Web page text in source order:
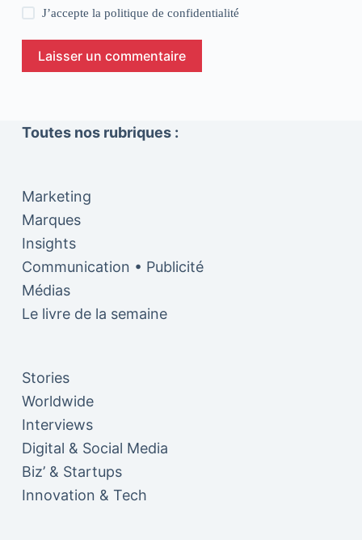
J’accepte lapolitique de confidentialité
Laisser un commentaire
Toutes nos rubriques :
Marketing
Marques
Insights
Communication • Publicité
Médias
Le livre de la semaine
Stories
Worldwide
Interviews
Digital & Social Media
Biz’ & Startups
Innovation & Tech